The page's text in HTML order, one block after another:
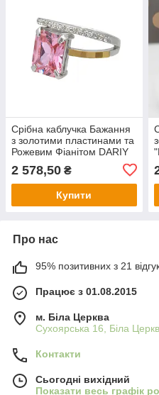
Срібна каблучка Бажання
з золотими пластинами та
Рожевим Фіанітом DARIY
2 578,50 ₴
Купити
Про нас
95% позитивних з 21
Працює з 01.08.2015
м. Біла Церква
Сухоярська 16, Біла
Контакти
Сьогодні вихідний
Показати весь графік